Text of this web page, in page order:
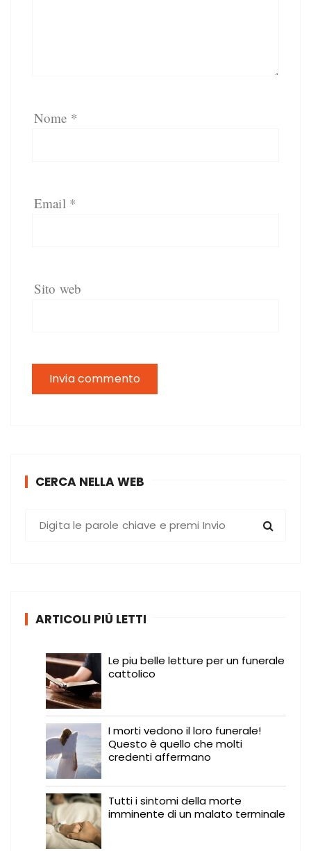
Nome *
Email *
Sito web
CERCA NELLA WEB
ARTICOLI PIÙ LETTI
Le piu belle letture per un funerale
cattolico
I morti vedono il loro funerale!
Questo è quello che molti
credenti affermano
Tutti i sintomi della morte
imminente di un malato terminale